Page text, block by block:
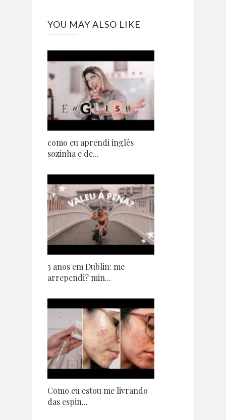
YOU MAY ALSO LIKE
como eu aprendi inglês
sozinha e de...
3 anos em Dublin: me
arrependi? min...
Como eu estou me livrando
das espin...